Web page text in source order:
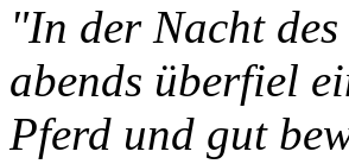
"In der Nacht
abends überfiel
Pferd und gut